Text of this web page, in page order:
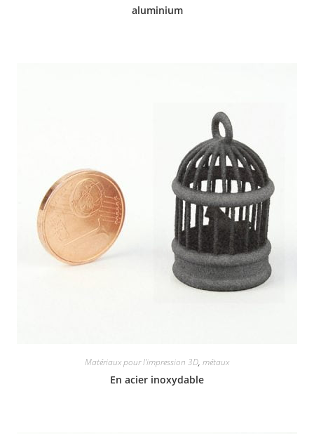
aluminium
Matériaux pour l'impression 3D, métaux
En acier inoxydable